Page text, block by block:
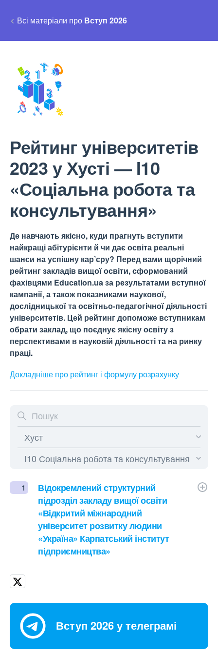
Всі матеріали про Вступ 2026
Рейтинг університетів
2023 у Хусті — I10
«Соціальна робота та
консультування»
Де навчають якісно, куди прагнуть вступити
найкращі абітурієнти й чи дає освіта реальні
шанси на успішну кар’єру? Перед вами щорічний
рейтинг закладів вищої освіти, сформований
фахівцями Education.ua за результатами вступної
кампанії, а також показниками наукової,
дослідницької та освітньо-педагогічної діяльності
університетів. Цей рейтинг допоможе вступникам
обрати заклад, що поєднує якісну освіту з
перспективами в науковій діяльності та на ринку
праці.
Докладніше про рейтинг і формулу розрахунку
1
Відокремлений структурний
підрозділ закладу вищої освіти
«Відкритий міжнародний
університет розвитку людини
«Україна» Карпатський інститут
підприємництва»
Вступ 2026 у телеграмі